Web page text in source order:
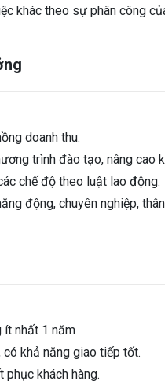
khác theo sự phân công
doanh thu.
trình đào tạo, nâng cao
chế độ theo luật lao động.
động, chuyên nghiệp,
ít nhất 1 năm
có khả năng giao tiếp tốt.
phục khách hàng.